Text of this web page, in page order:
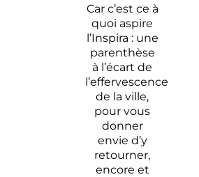
Car c’est ce à
quoi aspire
l’Inspira : une
parenthèse
à l’écart de
l’effervescence
de la ville,
pour vous
donner
envie d’y
retourner,
encore et